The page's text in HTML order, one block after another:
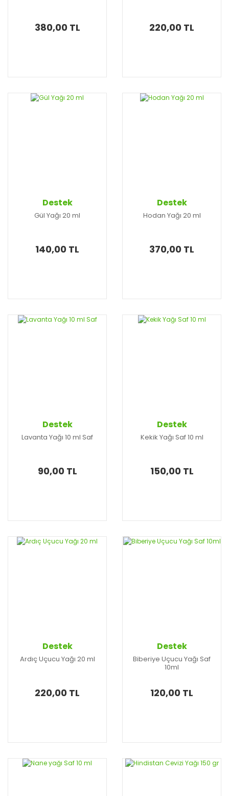
380,00 TL 220,00 TL
Destek
Gül Yağı 20 ml
140,00 TL
Destek
Hodan Yağı 20 ml
370,00 TL
Destek
Lavanta Yağı 10 ml Saf
90,00 TL
Destek
Kekik Yağı Saf 10 ml
150,00 TL
Destek
Ardıç Uçucu Yağı 20 ml
220,00 TL
Destek
Biberiye Uçucu Yağı Saf
10ml
120,00 TL